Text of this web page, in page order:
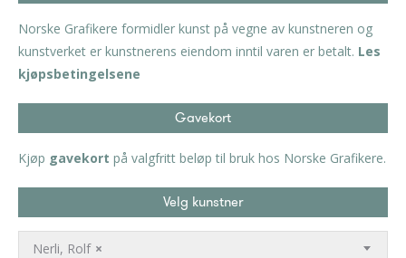
Norske Grafikere formidler kunst på vegne av kunstneren og
kunstverket er kunstnerens eiendom inntil varen er betalt. Les
kjøpsbetingelsene
Gavekort
Kjøp gavekort på valgfritt beløp til bruk hos Norske Grafikere.
Velg kunstner
×
Nerli, Rolf